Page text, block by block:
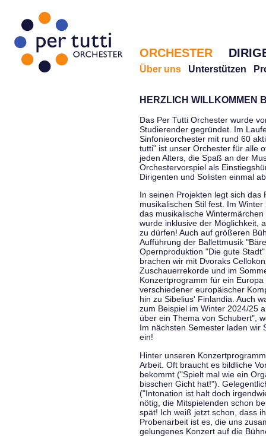
ORCHESTER
Über uns Unterstützen
HERZLICH WILLKOMMEN
Das Per Tutti Orchester wurde
Studierender gegründet. Im
Sinfonieorchester mit rund 60
tutti" ist unser Orchester für alle
jeden Alters, die Spaß an der
Orchestervorspiel als
Dirigenten und Solisten einmal
In seinen Projekten legt sich das
musikalischen Stil fest. Im
das musikalische
wurde inklusive der Möglichkeit,
zu dürfen! Auch auf größeren
Aufführung der Ballettmusik
Opernproduktion "Die gute
brachen wir mit Dvoraks
Zuschauerrekorde und im
Konzertprogramm für ein
verschiedener europäischer
hin zu Sibelius' Finlandia. Auch
zum Beispiel im Winter 2024/25
über ein Thema von Schubert",
Im nächsten Semester laden wir
ein!
Hinter unseren
Arbeit. Oft braucht es bildliche
bekommt ("Spielt mal wie ein
bisschen Gicht hat!").
("Intonation ist halt doch
nötig, die Mitspielenden schon
spät! Ich weiß jetzt schon, dass
Probenarbeit ist es, die uns
gelungenes Konzert auf die